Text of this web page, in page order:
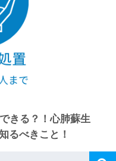
きる？！心肺蘇生
るべきこと！